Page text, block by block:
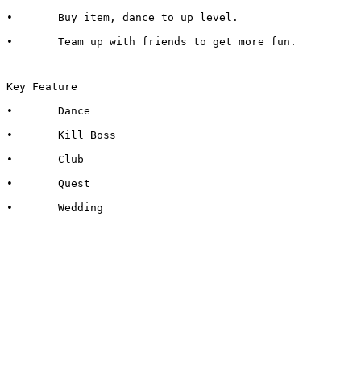
•	Buy item, dance to up level.
•	Team up with friends to get more fun.
Key Feature
•	Dance
•	Kill Boss
•	Club
•	Quest
•	Wedding